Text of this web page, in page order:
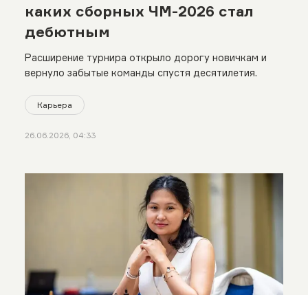
каких сборных ЧМ-2026 стал
дебютным
Расширение турнира открыло дорогу новичкам и
вернуло забытые команды спустя десятилетия.
Карьера
26.06.2026, 04:33